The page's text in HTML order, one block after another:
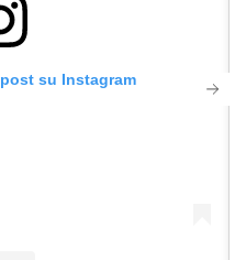
su Instagram